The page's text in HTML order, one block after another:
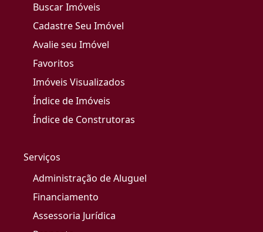
Buscar Imóveis
Cadastre Seu Imóvel
Avalie seu Imóvel
Favoritos
Imóveis Visualizados
Índice de Imóveis
Índice de Construtoras
Serviços
Administração de Aluguel
Financiamento
Assessoria Jurídica